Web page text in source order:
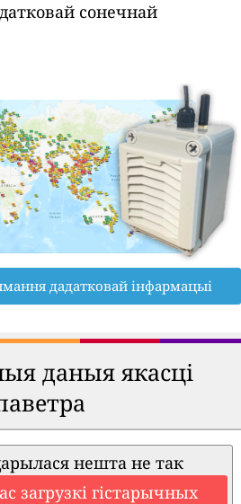
сонечнай
дадатковай інфармацыі
даныя якасці
нешта не так
загрузкі гістарычных